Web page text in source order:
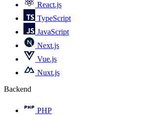
React.js
TypeScript
JavaScript
Next.js
Vue.js
Nuxt.js
Backend
PHP